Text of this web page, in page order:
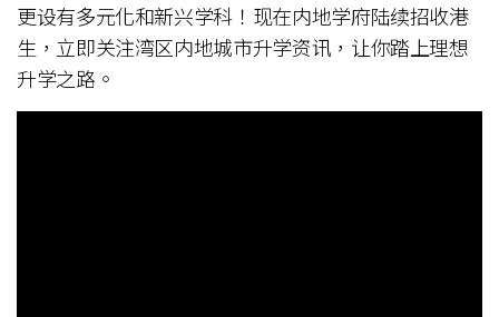
更设有多元化和新兴学科！现在内地学府陆续招收港
生，立即关注湾区内地城市升学资讯，让你踏上理想
升学之路。